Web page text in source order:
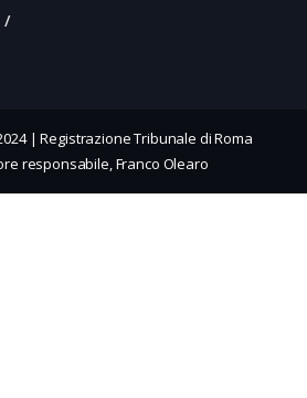
| Registrazione Tribunale di Roma
responsabile, Franco Olearo